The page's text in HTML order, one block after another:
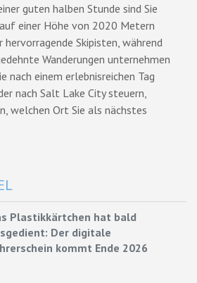
guten halben Stunde sind Sie
einer Höhe von 2020 Metern
Skipisten, während
Wanderungen unternehmen
nach einem erlebnisreichen Tag
nach Salt Lake City steuern,
welchen Ort Sie als nächstes
Plastikkärtchen hat bald
Der digitale
kommt Ende 2026